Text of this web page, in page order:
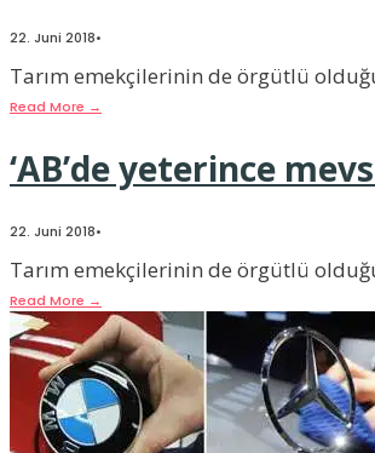
22. Juni 2018•
Tarım emekçilerinin de örgütlü olduğu
Read More →
‘AB’de yeterince
22. Juni 2018•
Tarım emekçilerinin de örgütlü olduğu
Read More →